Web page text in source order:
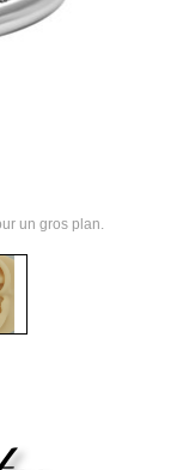
un gros plan.